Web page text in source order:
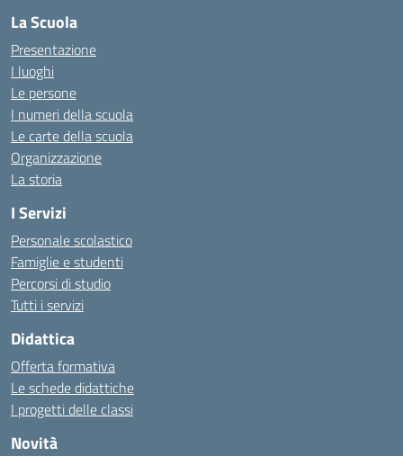
La Scuola
Presentazione
I luoghi
Le persone
I numeri della scuola
Le carte della scuola
Organizzazione
La storia
I Servizi
Personale scolastico
Famiglie e studenti
Percorsi di studio
Tutti i servizi
Didattica
Offerta formativa
Le schede didattiche
I progetti delle classi
Novità